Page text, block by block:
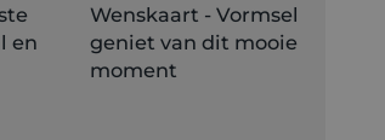
en
Wenskaart - Vormsel
geniet van dit mooie
moment